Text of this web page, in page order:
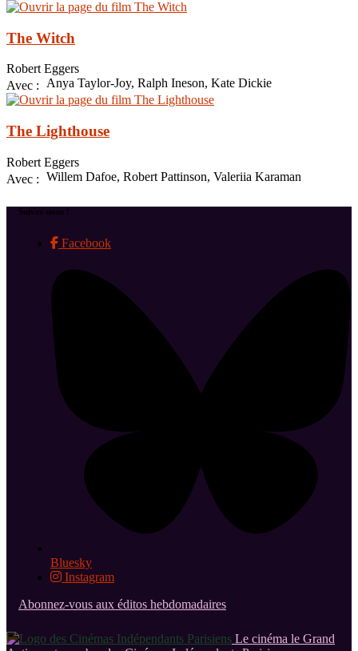
The Witch
Robert Eggers
Avec :
Anya Taylor-Joy, Ralph Ineson, Kate Dickie
The Lighthouse
Robert Eggers
Avec : Willem Dafoe, Robert Pattinson, Valeriia Karaman
Suivez-nous !
Facebook
Bluesky
Instagram
Abonnez-vous aux éditos hebdomadaires
Le cinéma le Grand